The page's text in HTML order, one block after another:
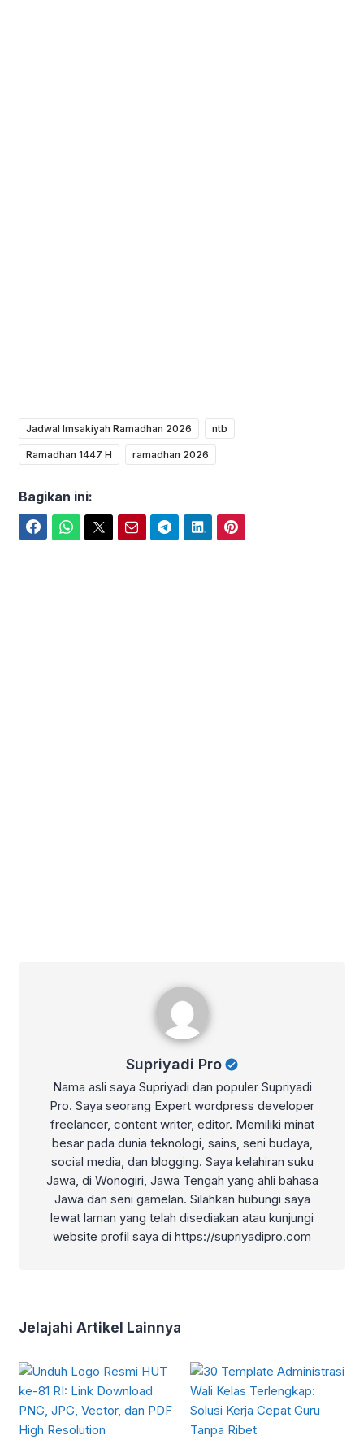
Jadwal Imsakiyah Ramadhan 2026 ntb
Ramadhan 1447 H ramadhan 2026
Bagikan ini:
Supriyadi Pro
Nama asli saya Supriyadi dan populer Supriyadi
Pro. Saya seorang Expert wordpress developer
freelancer, content writer, editor. Memiliki minat
besar pada dunia teknologi, sains, seni budaya,
social media, dan blogging. Saya kelahiran suku
Jawa, di Wonogiri, Jawa Tengah yang ahli bahasa
Jawa dan seni gamelan. Silahkan hubungi saya
lewat laman yang telah disediakan atau kunjungi
website profil saya di https://supriyadipro.com
Jelajahi Artikel Lainnya